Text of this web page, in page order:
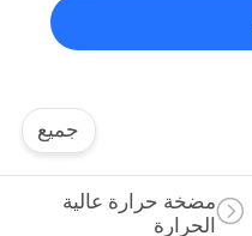
جميع
مضخة حرارة عالية
الحرارة